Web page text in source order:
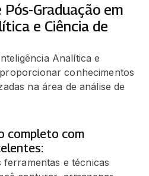
Graduação em
e Ciência de
Analítica e
conhecimentos
na área de análise de
completo com
e técnicas